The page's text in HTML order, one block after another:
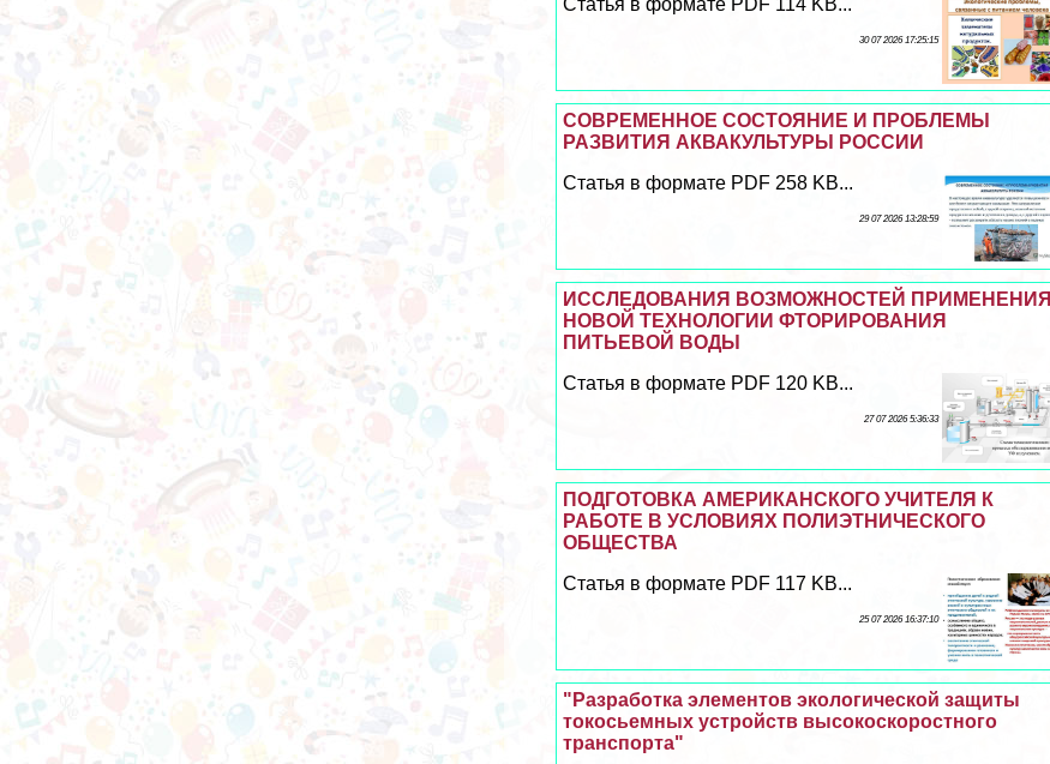
30 07 2026 17:25:15
СОВРЕМЕННОЕ СОСТОЯНИЕ И ПРОБЛЕМЫ
РАЗВИТИЯ АКВАКУЛЬТУРЫ РОССИИ
Статья в формате PDF 258 KB...
29 07 2026 13:28:59
ИССЛЕДОВАНИЯ ВОЗМОЖНОСТЕЙ ПРИМЕНЕНИЯ
НОВОЙ ТЕХНОЛОГИИ ФТОРИРОВАНИЯ
ПИТЬЕВОЙ ВОДЫ
Статья в формате PDF 120 KB...
27 07 2026 5:36:33
ПОДГОТОВКА АМЕРИКАНСКОГО УЧИТЕЛЯ К
РАБОТЕ В УСЛОВИЯХ ПОЛИЭТНИЧЕСКОГО
ОБЩЕСТВА
Статья в формате PDF 117 KB...
25 07 2026 16:37:10
"Разработка элементов экологической защиты
токосьемных устройств высокоскоростного
трaнcпорта"